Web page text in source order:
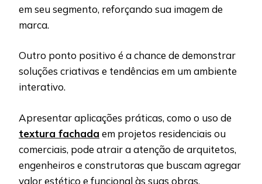
em seu segmento, reforçando sua imagem de
marca.
Outro ponto positivo é a chance de demonstrar
soluções criativas e tendências em um ambiente
interativo.
Apresentar aplicações práticas, como o uso de
textura fachada em projetos residenciais ou
comerciais, pode atrair a atenção de arquitetos,
engenheiros e construtoras que buscam agregar
valor estético e funcional às suas obras.